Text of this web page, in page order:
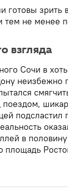
готовы зрить
тем не менее
взгляда
Сочи в
неизбежно
в
площадь